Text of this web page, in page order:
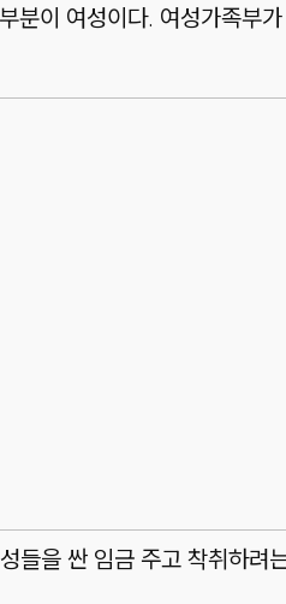
분이 여성이다. 여성가족부
들을 싼 임금 주고 착취하